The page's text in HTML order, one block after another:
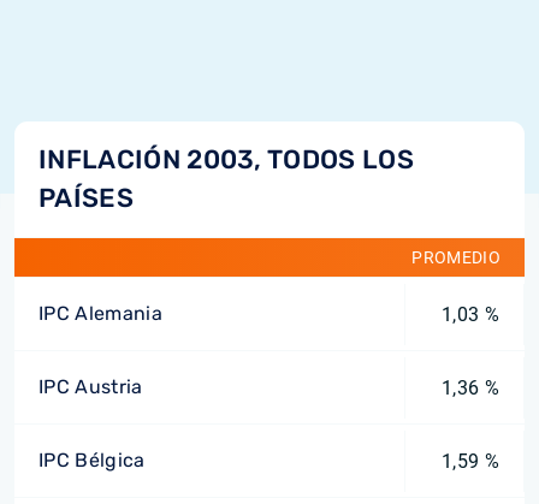
INFLACIÓN 2003, TODOS LOS
PAÍSES
PROMEDIO
IPC Alemania 1,03 %
IPC Austria 1,36 %
IPC Bélgica 1,59 %